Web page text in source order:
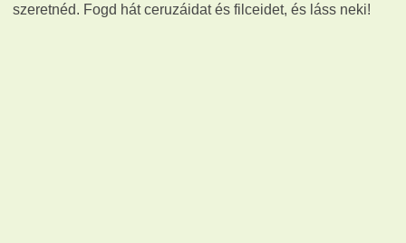
szeretnéd. Fogd hát ceruzáidat és filceidet, és láss neki!